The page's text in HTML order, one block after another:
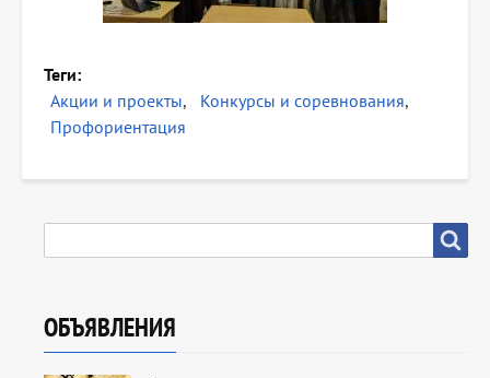
Теги
Акции и проекты
Конкурсы и соревнования
Профориентация
ОБЪЯВЛЕНИЯ